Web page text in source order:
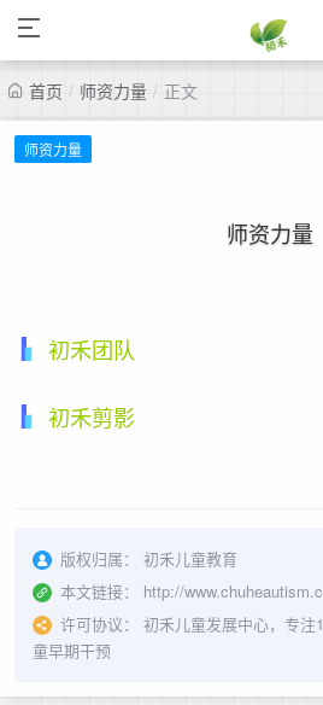
首页 / 师资力量 / 正文
师资力量
师资力量
初禾团队
初禾剪影
版权归属：
初禾儿童教育
本文链接：
http://
许可协议：
初禾儿童发展中心，专注
童早期干预